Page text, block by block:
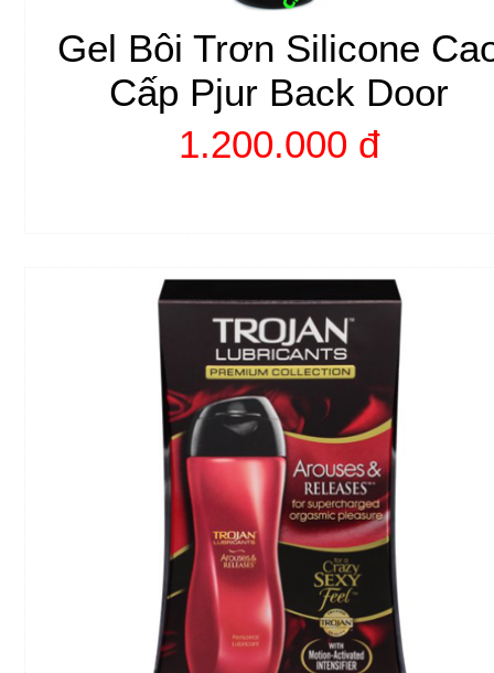
Gel Bôi Trơn Silicone
Cấp Pjur Back Door
1.200.000 đ